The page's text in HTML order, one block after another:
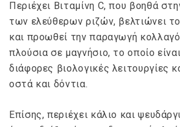
Περιέχει Βιταμίνη C, που βοηθά
των ελεύθερων ριζών, βελτιώνει
και προωθεί την παραγωγή
πλούσια σε μαγνήσιο, το οποίο
διάφορες βιολογικές λειτουργίες
οστά και δόντια.
Επίσης, περιέχει κάλιο και